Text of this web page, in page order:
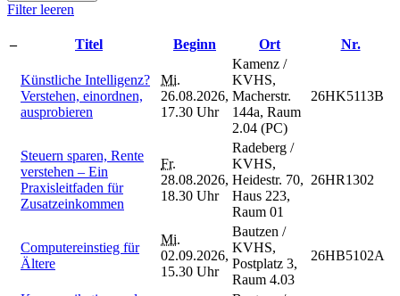
Filter leeren
– Titel Beginn Ort Nr.
Künstliche Intelligenz?
Verstehen, einordnen,
ausprobieren
Mi.
26.08.2026,
17.30 Uhr
Kamenz /
KVHS,
Macherstr.
144a, Raum
2.04 (PC)
26HK5113B
Steuern sparen, Rente
verstehen – Ein
Praxisleitfaden für
Zusatzeinkommen
Fr.
28.08.2026,
18.30 Uhr
Radeberg /
KVHS,
Heidestr. 70,
Haus 223,
Raum 01
26HR1302
Computereinstieg für
Ältere
Mi.
02.09.2026,
15.30 Uhr
Bautzen /
KVHS,
Postplatz 3,
Raum 4.03
26HB5102A